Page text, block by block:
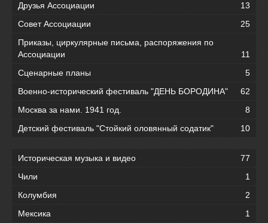
Друзья Ассоциации
13
Совет Ассоциации
25
Приказы, циркулярные письма, распоряжения по
Ассоциации
11
Сценарные планы
5
Военно-исторический фестиваль "ДЕНЬ БОРОДИНА"
62
Москва за нами. 1941 год.
8
Детский фестиваль "Стойкий оловянный содатик"
10
Историческая музыка и видео
77
Чили
1
Колумбия
2
Мексика
1